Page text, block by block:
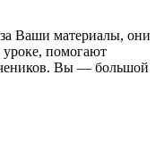
Ваши материалы, они
уроке, помогают
Вы — большой